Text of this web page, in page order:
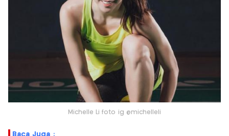
Michelle Li foto ig @michelleli
Baca Juga :